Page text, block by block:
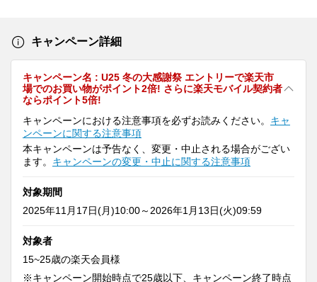
キャンペーン詳細
キャンペーン名 : U25 冬の大感謝祭 エントリーで楽天市
場でのお買い物がポイント2倍! さらに楽天モバイル契約者
ならポイント5倍!
キャンペーンにおける注意事項を必ずお読みください。 キャ
ンペーンに関する注意事項
本キャンペーンは予告なく、変更・中止される場合がござい
ます。 キャンペーンの変更・中止に関する注意事項
対象期間
2025年11月17日(月)10:00～2026年1月13日(火)09:59
対象者
15~25歳の楽天会員様
※キャンペーン開始時点で25歳以下、キャンペーン終了時点